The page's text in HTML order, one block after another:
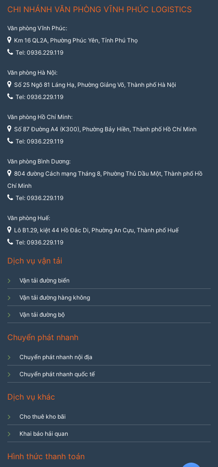
CHI NHÁNH VĂN PHÒNG VĨNH PHÚC LOGISTICS
Văn phòng Vĩnh Phúc:
Km 16 QL2A, Phường Phúc Yên, Tỉnh Phú Thọ
Tel: 0936.229.119
Văn phòng Hà Nội:
Số 25 Ngõ 81 Láng Hạ, Phường Giảng Võ, Thành phố Hà Nội
Tel: 0936.229.119
Văn phòng Hồ Chí Minh:
Số 87 Đường A4 (K300), Phường Bảy Hiền, Thành phố Hồ Chí Minh
Tel: 0936.229.119
Văn phòng Bình Dương:
804 đường Cách mạng Tháng 8, Phường Thủ Dầu Một, Thành phố Hồ
Chí Minh
Tel: 0936.229.119
Văn phòng Huế:
Lô B1.29, kiệt 44 Hồ Đắc Di, Phường An Cựu, Thành phố Huế
Tel: 0936.229.119
Dịch vụ vận tải
Vận tải đường biển
Vận tải đường hàng không
Vận tải đường bộ
Chuyển phát nhanh
Chuyển phát nhanh nội địa
Chuyển phát nhanh quốc tế
Dịch vụ khác
Cho thuê kho bãi
Khai báo hải quan
Hình thức thanh toán